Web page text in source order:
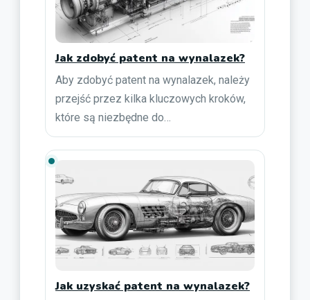
Jak zdobyć patent na wynalazek?
Aby zdobyć patent na wynalazek, należy
przejść przez kilka kluczowych kroków,
które są niezbędne do…
Jak uzyskać patent na wynalazek?